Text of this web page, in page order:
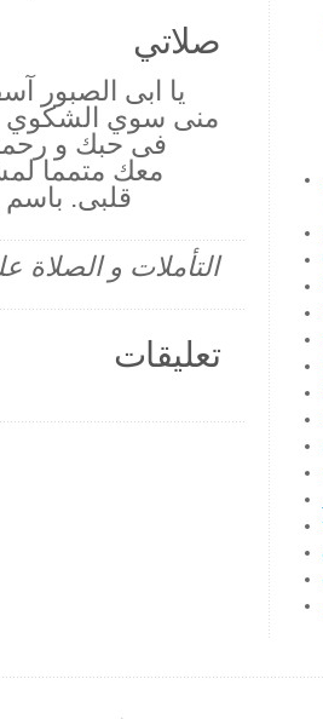
صلاتي
يا ابى الصبور
منى سوي الشكوي و
فى حبك و
معك متمما
قلبى.
التأملات و الصلاة
تعليقات